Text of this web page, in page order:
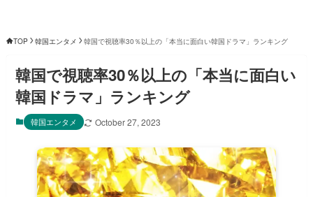
TOP 韓国エンタメ 韓国で視聴率30％以上の「本当に面白い韓国ドラマ」ランキング
韓国で視聴率30％以上の「本当に面白い
韓国ドラマ」ランキング
韓国エンタメ October 27, 2023